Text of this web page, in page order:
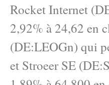
Rocket Internet
2,92% à 24,62 en
(DE:LEOGn) qui
et Stroeer SE